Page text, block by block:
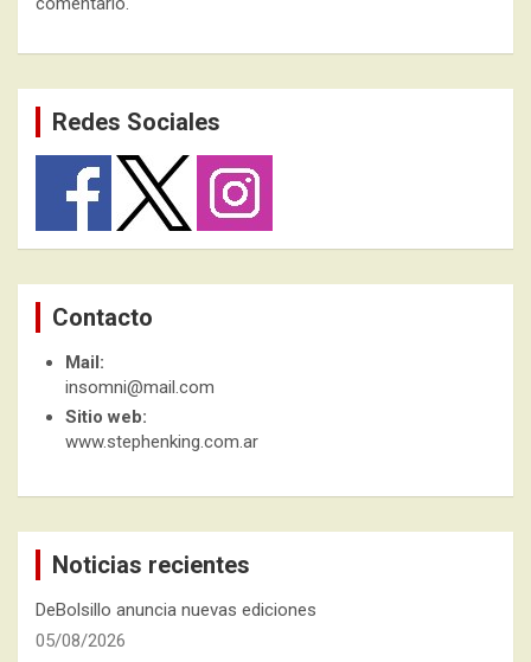
Redes Sociales
Contacto
Mail:
insomni@mail.com
Sitio web:
www.stephenking.com.ar
Noticias recientes
DeBolsillo anuncia nuevas ediciones
05/08/2026